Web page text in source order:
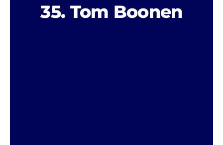
35. Tom Boonen